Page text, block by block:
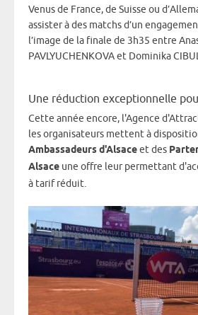
Venus de France, de Suisse ou
assister à des matchs d’un
l’image de la finale de 3h35 entre
PAVLYUCHENKOVA et Dominika
Une réduction exceptionnelle
Cette année encore, l'Agence
les organisateurs mettent à
Ambassadeurs d'Alsaceet des
Alsace une offre leur permettant
à tarif réduit.